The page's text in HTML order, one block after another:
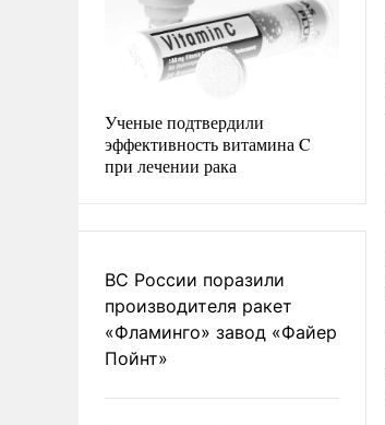
Ученые подтвердили
эффективность витамина C
при лечении рака
ВС России поразили
производителя ракет
«Фламинго» завод «Файер
Пойнт»